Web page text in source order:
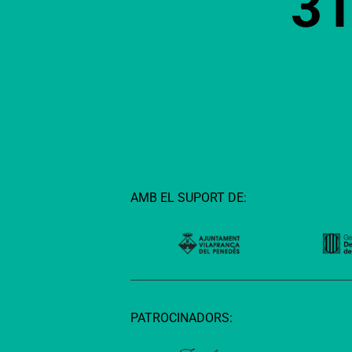
AMB EL SUPORT DE:
PATROCINADORS: